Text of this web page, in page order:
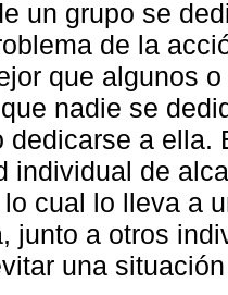
un grupo se
de la
que algunos
nadie se
dedicarse a ella.
individual de
cual lo lleva a
junto a otros
una